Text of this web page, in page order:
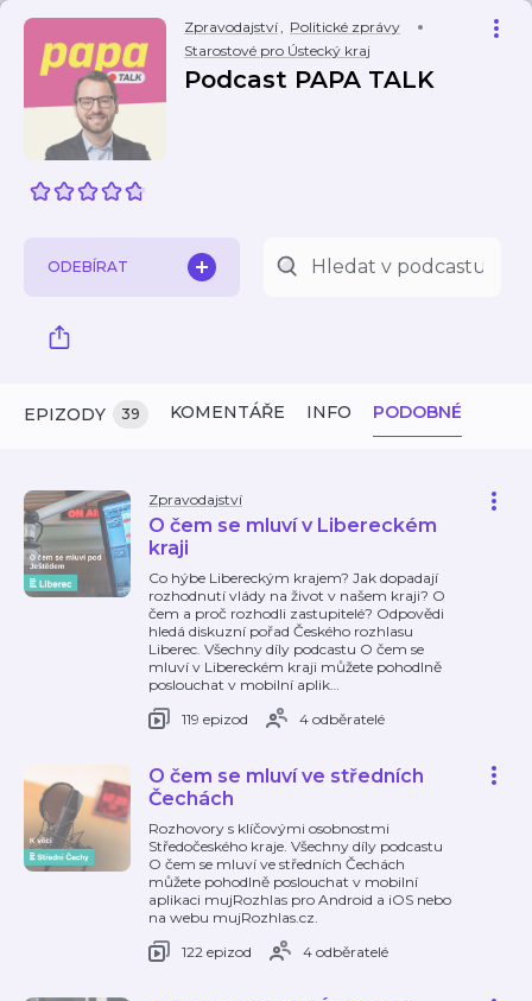
Zpravodajství, Politické zprávy
Starostové pro Ústecký kraj
Podcast PAPA TALK
ODEBÍRAT
EPIZODY 39 KOMENTÁŘE INFO PODOBNÉ
Zpravodajství
O čem se mluví v Libereckém
kraji
Co hýbe Libereckým krajem? Jak dopadají
rozhodnutí vlády na život v našem kraji? O
čem a proč rozhodli zastupitelé? Odpovědi
hledá diskuzní pořad Českého rozhlasu
Liberec. Všechny díly podcastu O čem se
mluví v Libereckém kraji můžete pohodlně
poslouchat v mobilní aplik…
119 epizod
4 odběratelé
O čem se mluví ve středních
Čechách
Rozhovory s klíčovými osobnostmi
Středočeského kraje. Všechny díly podcastu
O čem se mluví ve středních Čechách
můžete pohodlně poslouchat v mobilní
aplikaci mujRozhlas pro Android a iOS nebo
na webu mujRozhlas.cz.
122 epizod
4 odběratelé